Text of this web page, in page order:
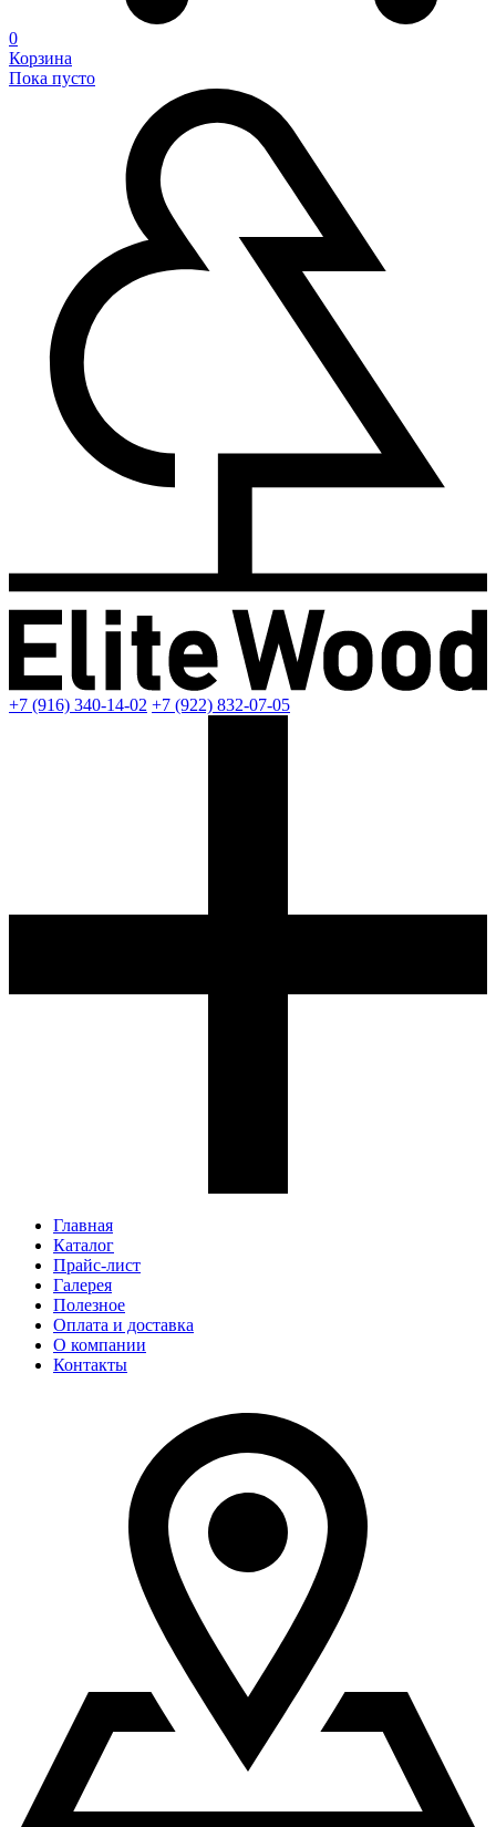
0
Корзина
Пока пусто
+7 (916) 340-14-02 +7 (922) 832-07-05
Главная
Каталог
Прайс-лист
Галерея
Полезное
Оплата и доставка
О компании
Контакты